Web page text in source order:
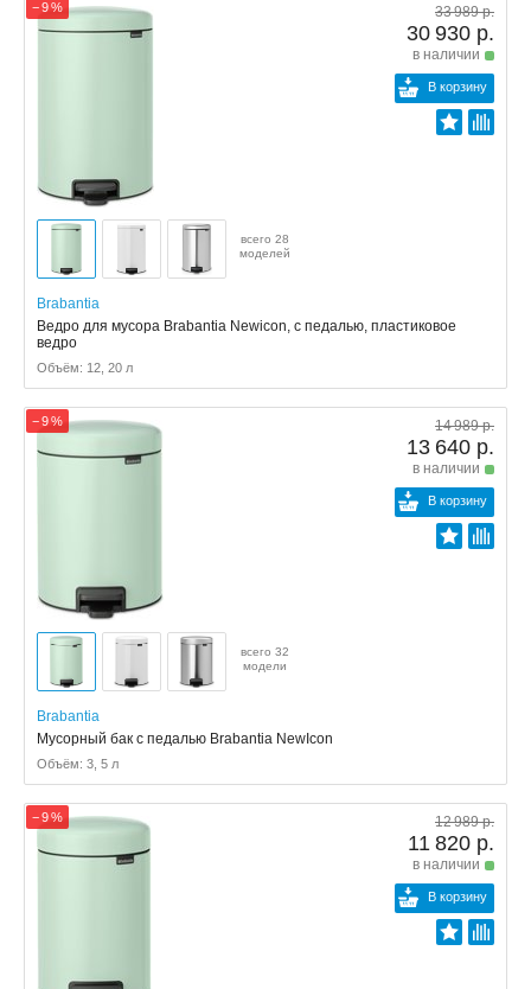
− 9 % 33 989 р.
30 930 р.
в наличии
В корзину
всего 28
моделей
Brabantia
Ведро для мусора Brabantia Newicon, с педалью, пластиковое
ведро
Объём: 12, 20 л
− 9 % 14 989 р.
13 640 р.
в наличии
В корзину
всего 32
модели
Brabantia
Мусорный бак с педалью Brabantia NewIcon
Объём: 3, 5 л
− 9 % 12 989 р.
11 820 р.
в наличии
В корзину